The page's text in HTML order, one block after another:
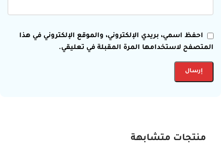
احفظ اسمي، بريدي الإلكتروني، والموقع الإلكتروني في هذا
المتصفح لاستخدامها المرة المقبلة في تعليقي.
منتجات متشابهة